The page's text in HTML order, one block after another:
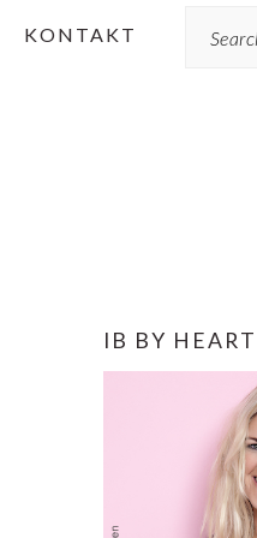
KONTAKT
PRIMÆR
IB BY HEART